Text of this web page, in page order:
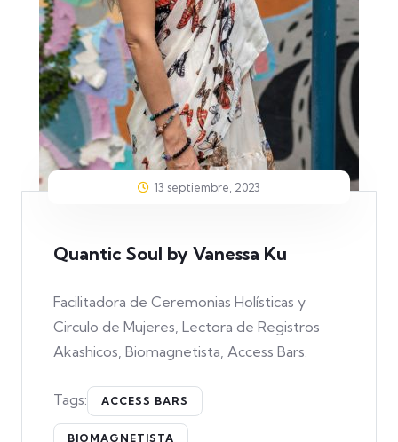
13 septiembre, 2023
Quantic Soul by Vanessa Ku
Facilitadora de Ceremonias Holísticas y
Circulo de Mujeres, Lectora de Registros
Akashicos, Biomagnetista, Access Bars.
Tags: ACCESS BARS
BIOMAGNETISTA